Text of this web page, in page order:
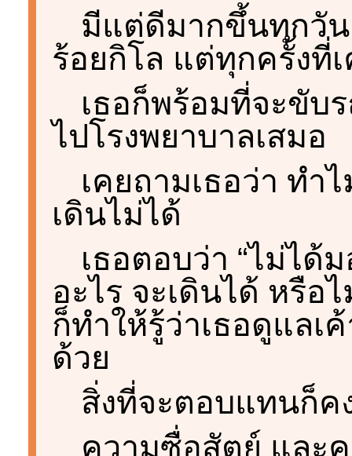
มีแต่ดีมากขึ้นทุกวัน
ร้อยกิโล แต่ทุกครั้งที่
เธอก็พร้อมที่จะขับ
ไปโรงพยาบาลเสมอ
เคยถามเธอว่า ทำ
เดินไม่ได้
เธอตอบว่า “ไม่ได้
อะไร จะเดินได้ หรือ
ก็ทำให้รู้ว่าเธอดูแลเ
ด้วย
สิ่งที่จะตอบแทนก็ค
ความซื่อสัตย์ และค